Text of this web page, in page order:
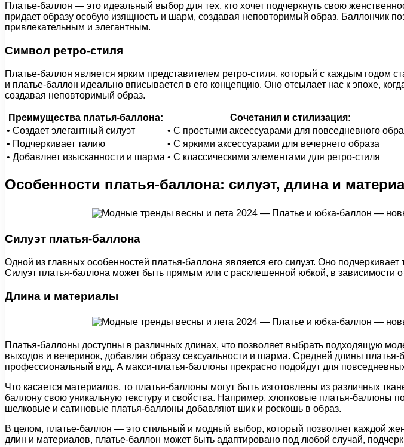
Платье-баллон — это идеальный выбор для тех, кто хочет подчеркнуть свою
придает образу особую изящность и шарм, создавая неповторимый образ. Баллончик
привлекательным и элегантным.
Символ ретро-стиля
Платье-баллон является ярким представителем ретро-стиля, который с каждым годом
и платье-баллон идеально вписывается в его концепцию. Оно отсылает нас к эпохе,
создавая неповторимый образ.
Преимущества платья-баллона:
Сочетания и стилизация:
• Создает элегантный силуэт
• С простыми аксессуарами для повседневного
• Подчеркивает талию
• С яркими аксессуарами для вечернего образа
• Добавляет изысканности и шарма • С классическими элементами для ретро-стиля
Особенности платья-баллона: силуэт, длина и
Силуэт платья-баллона
Одной из главных особенностей платья-баллона является его силуэт. Оно
Силуэт платья-баллона может быть прямым или с расклешенной юбкой, в зависимости
Длина и материалы
Платья-баллоны доступны в различных длинах, что позволяет выбрать подходящую
выходов и вечеринок, добавляя образу сексуальности и шарма. Средней длины
профессиональный вид. А макси-платья-баллоны прекрасно подойдут для
Что касается материалов, то платья-баллоны могут быть изготовлены из различных
баллону свою уникальную текстуру и свойства. Например, хлопковые платья-баллоны
шелковые и сатиновые платья-баллоны добавляют шик и роскошь в образ.
В целом, платье-баллон — это стильный и модный выбор, который позволяет каждой
длин и материалов, платье-баллон может быть адаптировано под любой случай,